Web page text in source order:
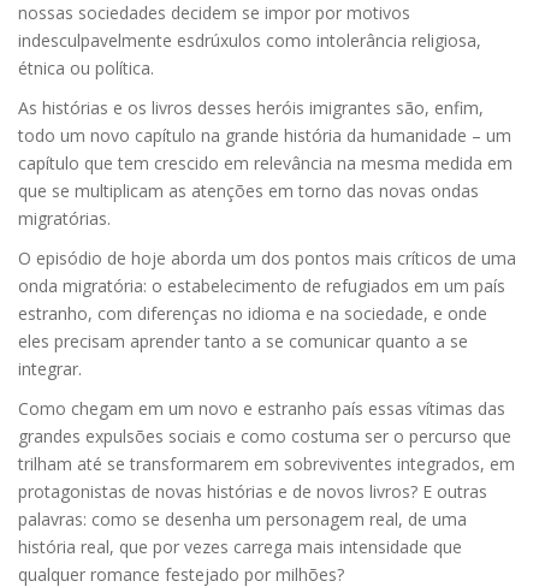
nossas sociedades decidem se impor por motivos
indesculpavelmente esdrúxulos como intolerância religiosa,
étnica ou política.
As histórias e os livros desses heróis imigrantes são, enfim,
todo um novo capítulo na grande história da humanidade – um
capítulo que tem crescido em relevância na mesma medida em
que se multiplicam as atenções em torno das novas ondas
migratórias.
O episódio de hoje aborda um dos pontos mais críticos de uma
onda migratória: o estabelecimento de refugiados em um país
estranho, com diferenças no idioma e na sociedade, e onde
eles precisam aprender tanto a se comunicar quanto a se
integrar.
Como chegam em um novo e estranho país essas vítimas das
grandes expulsões sociais e como costuma ser o percurso que
trilham até se transformarem em sobreviventes integrados, em
protagonistas de novas histórias e de novos livros? E outras
palavras: como se desenha um personagem real, de uma
história real, que por vezes carrega mais intensidade que
qualquer romance festejado por milhões?